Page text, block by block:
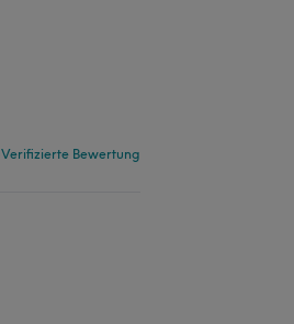
Verifizierte Bewertung